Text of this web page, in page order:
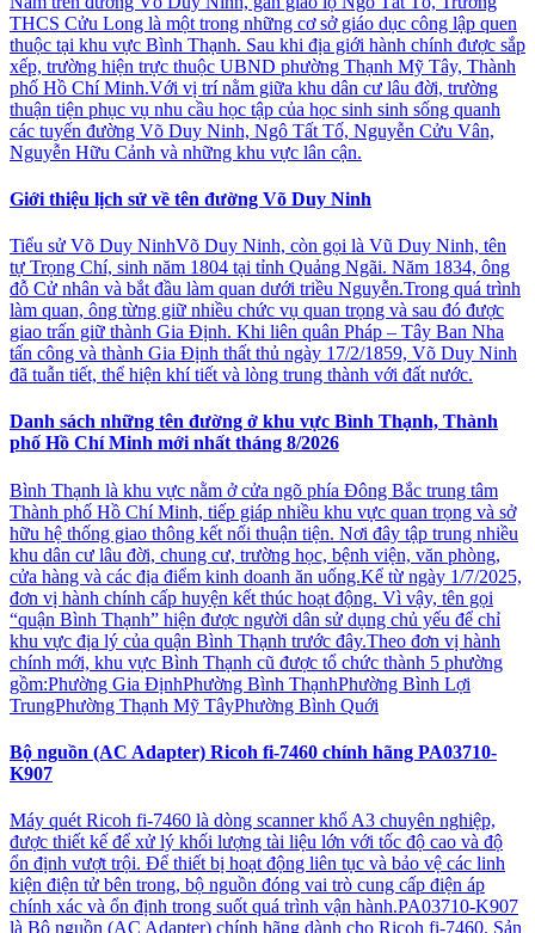
THCS Cửu Long là một trong những cơ sở giáo dục công lập quen
thuộc tại khu vực Bình Thạnh. Sau khi địa giới hành chính được sắp
xếp, trường hiện trực thuộc UBND phường Thạnh Mỹ Tây, Thành
phố Hồ Chí Minh.Với vị trí nằm giữa khu dân cư lâu đời, trường
thuận tiện phục vụ nhu cầu học tập của học sinh sinh sống quanh
các tuyến đường Võ Duy Ninh, Ngô Tất Tố, Nguyễn Cửu Vân,
Nguyễn Hữu Cảnh và những khu vực lân cận.
Giới thiệu lịch sử về tên đường Võ Duy Ninh
Tiểu sử Võ Duy NinhVõ Duy Ninh, còn gọi là Vũ Duy Ninh, tên
tự Trọng Chí, sinh năm 1804 tại tỉnh Quảng Ngãi. Năm 1834, ông
đỗ Cử nhân và bắt đầu làm quan dưới triều Nguyễn.Trong quá trình
làm quan, ông từng giữ nhiều chức vụ quan trọng và sau đó được
giao trấn giữ thành Gia Định. Khi liên quân Pháp – Tây Ban Nha
tấn công và thành Gia Định thất thủ ngày 17/2/1859, Võ Duy Ninh
đã tuẫn tiết, thể hiện khí tiết và lòng trung thành với đất nước.
Danh sách những tên đường ở khu vực Bình Thạnh, Thành
phố Hồ Chí Minh mới nhất tháng 8/2026
Bình Thạnh là khu vực nằm ở cửa ngõ phía Đông Bắc trung tâm
Thành phố Hồ Chí Minh, tiếp giáp nhiều khu vực quan trọng và sở
hữu hệ thống giao thông kết nối thuận tiện. Nơi đây tập trung nhiều
khu dân cư lâu đời, chung cư, trường học, bệnh viện, văn phòng,
cửa hàng và các địa điểm kinh doanh ăn uống.Kể từ ngày 1/7/2025,
đơn vị hành chính cấp huyện kết thúc hoạt động. Vì vậy, tên gọi
“quận Bình Thạnh” hiện được người dân sử dụng chủ yếu để chỉ
khu vực địa lý của quận Bình Thạnh trước đây.Theo đơn vị hành
chính mới, khu vực Bình Thạnh cũ được tổ chức thành 5 phường
gồm:Phường Gia ĐịnhPhường Bình ThạnhPhường Bình Lợi
TrungPhường Thạnh Mỹ TâyPhường Bình Quới
Bộ nguồn (AC Adapter) Ricoh fi-7460 chính hãng PA03710-
K907
Máy quét Ricoh fi-7460 là dòng scanner khổ A3 chuyên nghiệp,
được thiết kế để xử lý khối lượng tài liệu lớn với tốc độ cao và độ
ổn định vượt trội. Để thiết bị hoạt động liên tục và bảo vệ các linh
kiện điện tử bên trong, bộ nguồn đóng vai trò cung cấp điện áp
chính xác và ổn định trong suốt quá trình vận hành.PA03710-K907
là Bộ nguồn (AC Adapter) chính hãng dành cho Ricoh fi-7460. Sản